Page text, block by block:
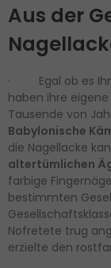
Aus der
· Egal ob es
haben ihre
Tausende von
Babylonische
die Nagellacke
altertümlichen
farbige
bestimmten
Nofretete trug
erzielte den